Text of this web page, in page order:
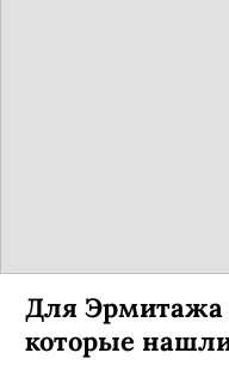
Для Эрмитажа
которые